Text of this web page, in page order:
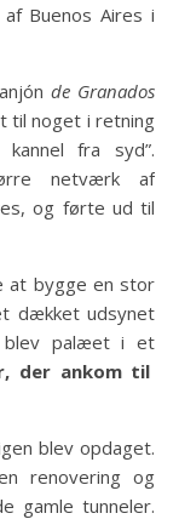
​​Buenos Aires i
de Granados
til noget i retning
fra syd”.
netværk af
og førte ud til
at bygge en stor
dækket udsynet
blev palæet i et
der ankom til
blev opdaget.
renovering og
gamle tunneler.